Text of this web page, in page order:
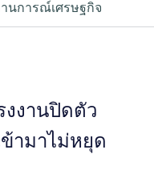
นการณ์เศรษฐกิจ
งงานปิดตัว
ามาไม่หยุด